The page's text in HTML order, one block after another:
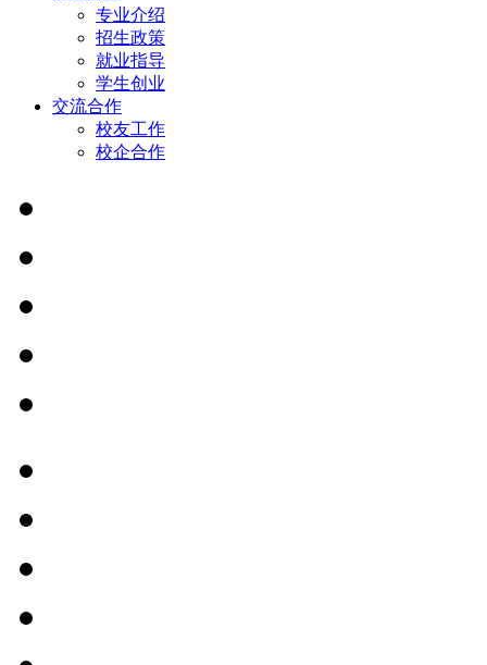
专业介绍
招生政策
就业指导
学生创业
交流合作
校友工作
校企合作